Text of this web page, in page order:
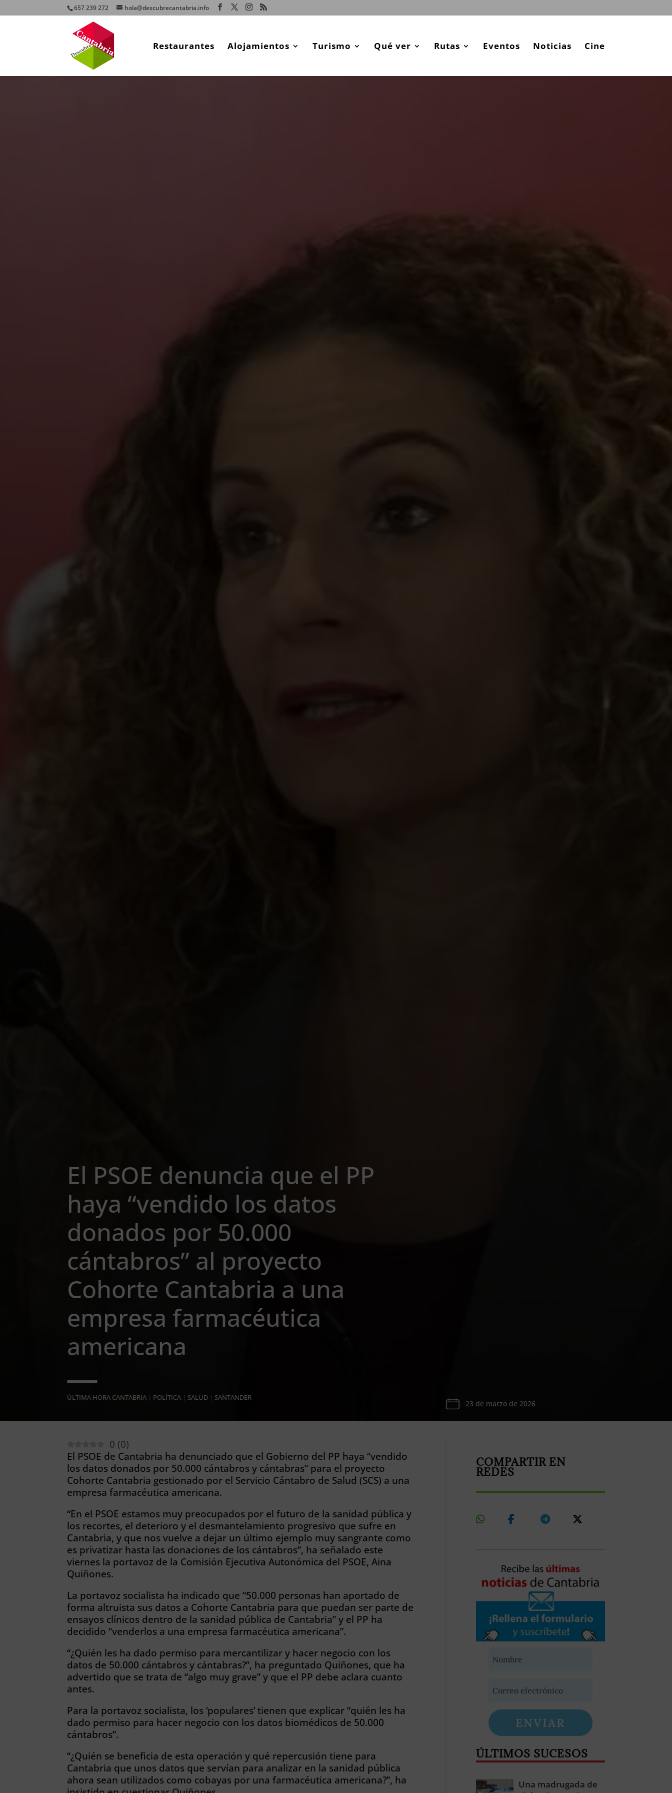
657 239 272 hola@descubrecantabria.info
Restaurantes Alojamientos Turismo Qué ver Rutas Eventos Noticias Cine
El PSOE denuncia que el PP
haya “vendido los datos
donados por 50.000
cántabros” al proyecto
Cohorte Cantabria a una
empresa farmacéutica
americana
ÚLTIMA HORA CANTABRIA | POLÍTICA | SALUD | SANTANDER
23 de marzo de 2026
0 (0)
El PSOE de Cantabria ha denunciado que el Gobierno del PP haya “vendido
los datos donados por 50.000 cántabros y cántabras” para el proyecto
Cohorte Cantabria gestionado por el Servicio Cántabro de Salud (SCS) a una
empresa farmacéutica americana.
“En el PSOE estamos muy preocupados por el futuro de la sanidad pública y
los recortes, el deterioro y el desmantelamiento progresivo que sufre en
Cantabria, y que nos vuelve a dejar un último ejemplo muy sangrante como
es privatizar hasta las donaciones de los cántabros”, ha señalado este
viernes la portavoz de la Comisión Ejecutiva Autonómica del PSOE, Aina
Quiñones.
La portavoz socialista ha indicado que “50.000 personas han aportado de
forma altruista sus datos a Cohorte Cantabria para que puedan ser parte de
ensayos clínicos dentro de la sanidad pública de Cantabria” y el PP ha
decidido “venderlos a una empresa farmacéutica americana”.
“¿Quién les ha dado permiso para mercantilizar y hacer negocio con los
datos de 50.000 cántabros y cántabras?”, ha preguntado Quiñones, que ha
advertido que se trata de “algo muy grave” y que el PP debe aclara cuanto
antes.
Para la portavoz socialista, los ‘populares’ tienen que explicar “quién les ha
dado permiso para hacer negocio con los datos biomédicos de 50.000
cántabros”.
“¿Quién se beneficia de esta operación y qué repercusión tiene para
Cantabria que unos datos que servían para analizar en la sanidad pública
ahora sean utilizados como cobayas por una farmacéutica americana?”, ha
COMPARTIR EN
REDES
ENVIAR
ÚLTIMOS SUCESOS
Una madrugada de